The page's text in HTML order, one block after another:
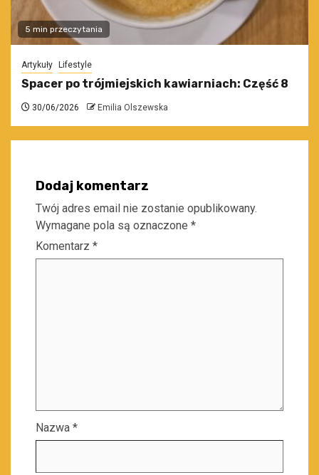
5 min przeczytania
Artykuły Lifestyle
Spacer po trójmiejskich kawiarniach: Część 8
30/06/2026 Emilia Olszewska
Dodaj komentarz
Twój adres email nie zostanie opublikowany.
Wymagane pola są oznaczone *
Komentarz *
Nazwa *